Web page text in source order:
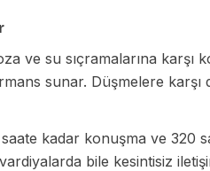
ve su sıçramalarına karşı
sunar. Düşmelere karşı
kadar konuşma ve 320
bile kesintisiz